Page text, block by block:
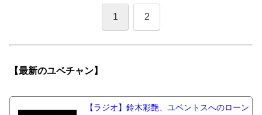
1 2
【最新のユベチャン】
【ラジオ】鈴木彩艶、ユベントスへのローン